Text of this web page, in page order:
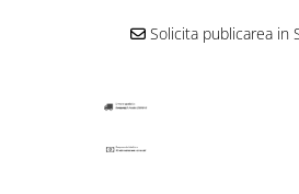
Solicita publicarea in